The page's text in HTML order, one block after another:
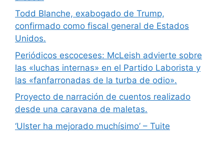
Todd Blanche, exabogado de Trump,
confirmado como fiscal general de Estados
Unidos.
Periódicos escoceses: McLeish advierte sobre
las «luchas internas» en el Partido Laborista y
las «fanfarronadas de la turba de odio».
Proyecto de narración de cuentos realizado
desde una caravana de maletas.
‘Ulster ha mejorado muchísimo’ – Tuite